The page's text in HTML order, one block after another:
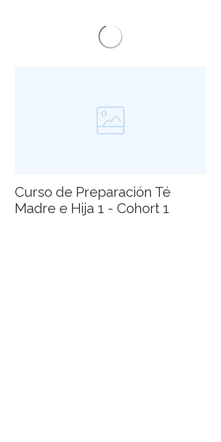
Curso de Preparación Té
Madre e Hija 1 - Cohort 1